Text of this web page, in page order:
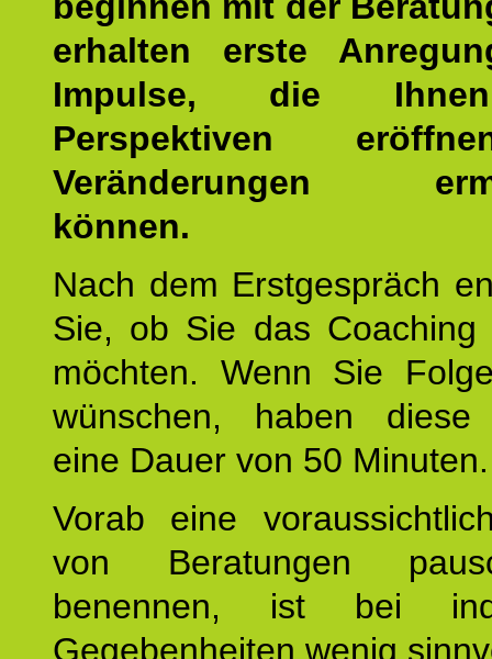
erhalten erste
Impulse, die
Perspektiven
Veränderungen
können.
Nach dem Erstgespräch
Sie, ob Sie das Coaching
möchten. Wenn Sie
wünschen, haben diese
eine Dauer von 50 Minuten.
Vorab eine
von Beratungen
benennen, ist bei
Gegebenheiten wenig